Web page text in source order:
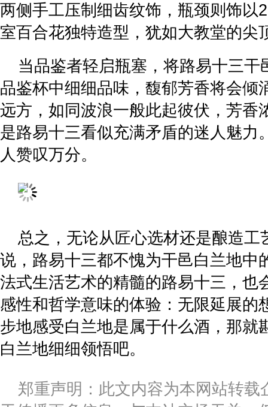
两侧手工压制细齿纹饰，瓶颈则饰以
室百合花独特造型，犹如大教堂的尖
当品鉴者轻启瓶塞，将路易十三干
品鉴杯中细细品味，馥郁芳香将会倾
远方，如同波浪一般此起彼伏，芳香
是路易十三看似充满矛盾的迷人魅力
人赞叹万分。
总之，无论从匠心选材还是酿造工
说，路易十三都不愧为干邑白兰地中
法式生活艺术的精髓的路易十三，也
感性和哲学意味的体验：无限延展的
步地感受白兰地是属于什么酒，那就
白兰地细细领悟吧。
郑重声明：此文内容为本网站转载